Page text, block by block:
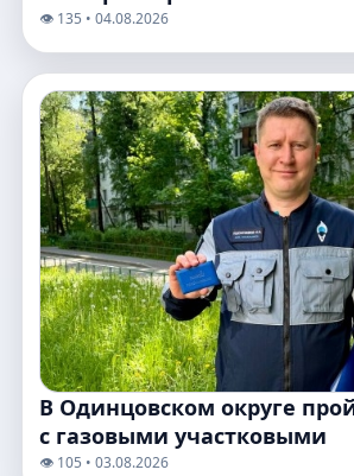
👁️ 135 • 04.08.2026
В Одинцовском округе
с газовыми участковыми
👁️ 105 • 03.08.2026